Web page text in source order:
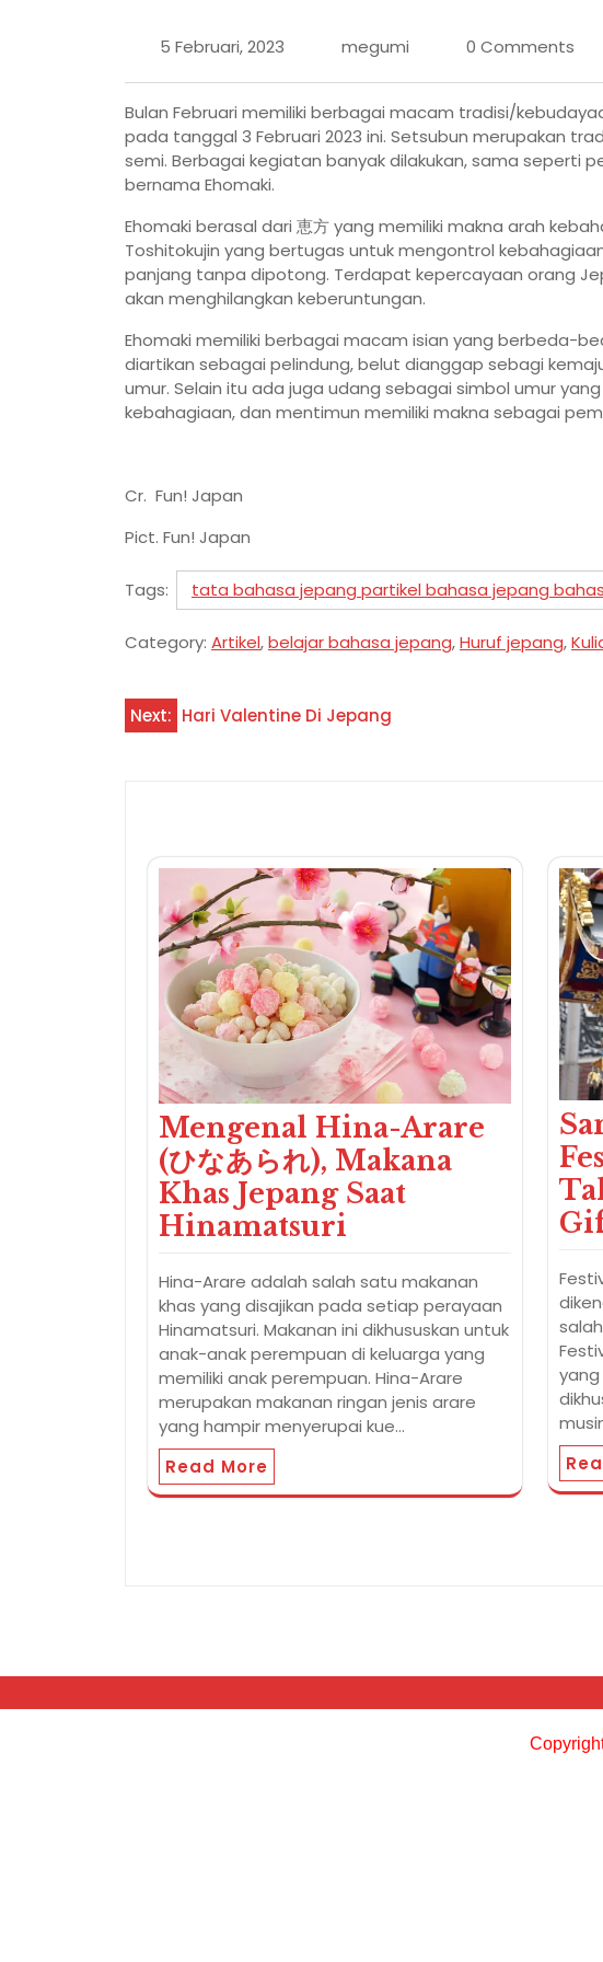
5 Februari, 2023 megumi 0 Comments
Bulan Februari memiliki berbagai macam tradisi/
pada tanggal 3 Februari 2023 ini. Setsubun merupakan
semi. Berbagai kegiatan banyak dilakukan, sama seperti
bernama Ehomaki.
Ehomaki berasal dari 恵方 yang memiliki makna arah
Toshitokujin yang bertugas untuk mengontrol
panjang tanpa dipotong. Terdapat kepercayaan orang
akan menghilangkan keberuntungan.
Ehomaki memiliki berbagai macam isian yang berbeda-
diartikan sebagai pelindung, belut dianggap sebagi
umur. Selain itu ada juga udang sebagai simbol umur
kebahagiaan, dan mentimun memiliki makna sebagai
Cr. Fun! Japan
Pict. Fun! Japan
Tags: tata bahasa jepang partikel bahasa jepang
Category: Artikel,belajar bahasa jepang,Huruf jepang,
Navigasi
Next: Hari Valentine Di Jepang
Mengenal Hina-Arare
(ひなあられ), Makana
Khas Jepang Saat
Hinamatsuri
Hina-Arare adalah salah satu makanan
khas yang disajikan pada setiap perayaan
Hinamatsuri. Makanan ini dikhususkan untuk
anak-anak perempuan di keluarga yang
memiliki anak perempuan. Hina-Arare
merupakan makanan ringan jenis arare
yang hampir menyerupai kue…
Read More
yang